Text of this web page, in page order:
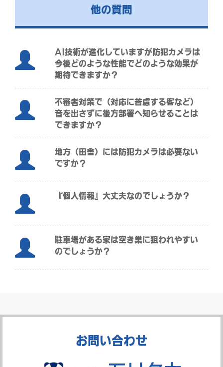
他の質問
AI技術が進化していますが防犯カメラは
今後どのような性能でどのような効果が
期待できますか？
不審者対策で（対応に苦慮する客など）
音を出さずに後方部署へ知らせることは
できますか？
地方（田舎）には防犯カメラは必要ない
ですか？
『個人情報』大丈夫なのでしょうか？
駐車場がある家は空き巣に狙われやすい
のでしょうか？
お問い合わせ